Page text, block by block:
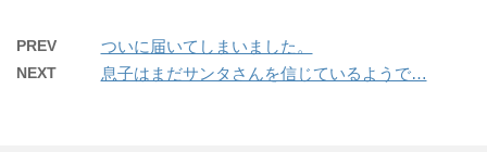
PREV ついに届いてしまいました。
NEXT 息子はまだサンタさんを信じているようで…